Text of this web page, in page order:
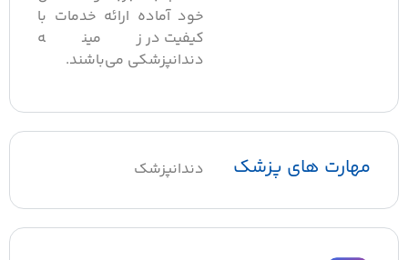
خود آماده ارائه خدمات با
کیفیت در زمینه
دندانپزشکی می‌باشند.
مهارت های پزشک دندانپزشک